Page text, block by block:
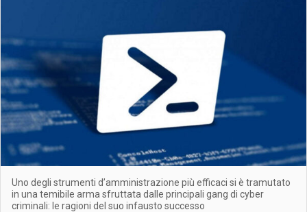
Uno degli strumenti d’amministrazione più efficaci si è tramutato
in una temibile arma sfruttata dalle principali gang di cyber
criminali: le ragioni del suo infausto successo